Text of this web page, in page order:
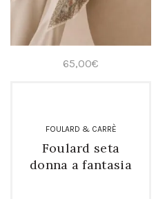
65,00€
FOULARD & CARRÈ
Foulard seta
donna a fantasia